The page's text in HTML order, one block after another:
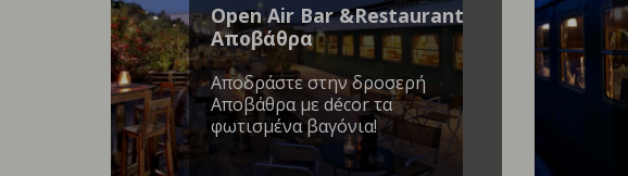
Open Air Bar &Restaurant
Αποβάθρα
Αποδράστε στην δροσερή
Αποβάθρα με décor τα
φωτισμένα βαγόνια!